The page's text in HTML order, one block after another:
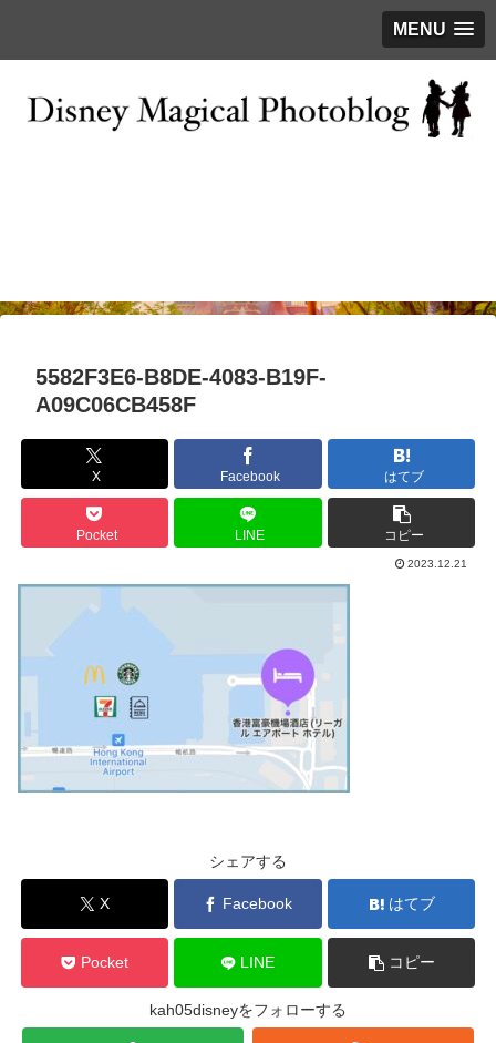
MENU
5582F3E6-B8DE-4083-B19F-
A09C06CB458F
X Facebook はてブ
Pocket LINE コピー
2023.12.21
シェアする
X Facebook はてブ
Pocket LINE コピー
kah05disneyをフォローする